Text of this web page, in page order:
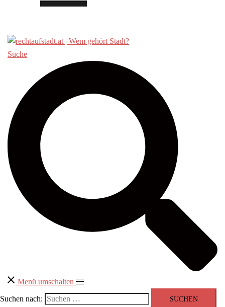
Suche
Menü umschalten
Suchen nach: